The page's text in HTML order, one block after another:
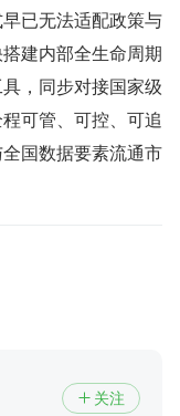
已无法适配政策与
建内部全生命周期
，同步对接国家级
可管、可控、可追
国数据要素流通市
 关注